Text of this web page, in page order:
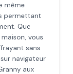
même
permettant
Que
vous
sans
navigateur
aux